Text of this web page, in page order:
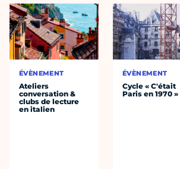
ÉVÈNEMENT
Ateliers
conversation &
clubs de lecture
en italien
ÉVÈNEMENT
Cycle « C'était
Paris en 1970 »